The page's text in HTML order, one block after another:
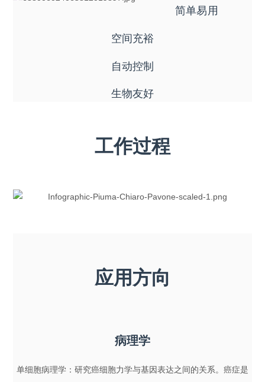
简单易用
空间充裕
自动控制
生物友好
工作过程
应用方向
病理学
单细胞病理学：研究癌细胞力学与基因表达之间的关系。癌症是